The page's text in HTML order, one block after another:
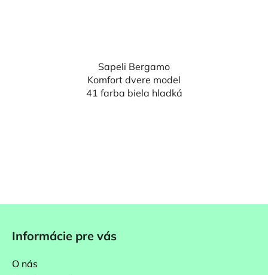
Sapeli Bergamo
Komfort dvere model
41 farba biela hladká
Informácie pre vás
O nás